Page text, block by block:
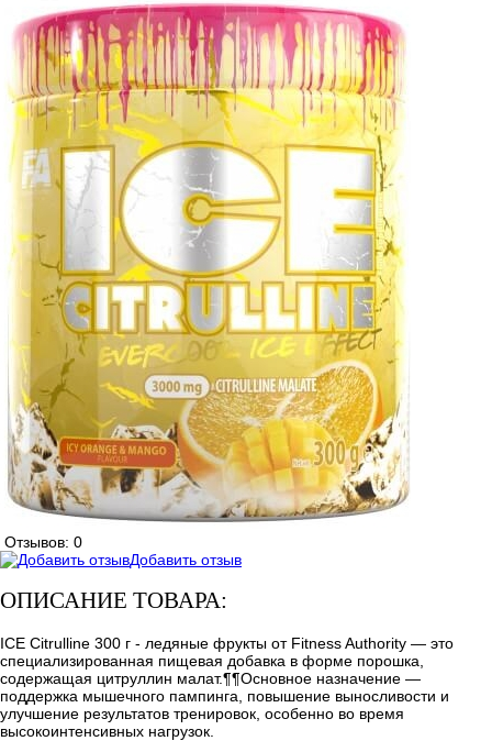
Отзывов: 0
Добавить отзыв
ОПИСАНИЕ ТОВАРА:
ICE Citrulline 300 г - ледяные фрукты от Fitness Authority — это
специализированная пищевая добавка в форме порошка,
содержащая цитруллин малат.¶¶Основное назначение —
поддержка мышечного пампинга, повышение выносливости и
улучшение результатов тренировок, особенно во время
высокоинтенсивных нагрузок.